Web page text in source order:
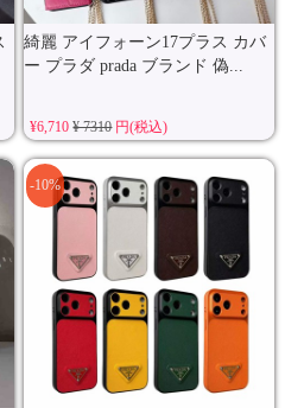
綺麗 アイフォーン17プラス カバ
ー プラダ prada ブランド 偽...
¥6,710¥ 7310円(税込)
-10%